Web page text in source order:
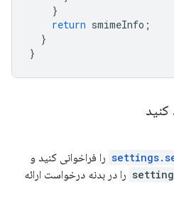
}
return smimeInfo ;
}
}
را فراخوانی کنید و
را در بدنه درخواست ارائه